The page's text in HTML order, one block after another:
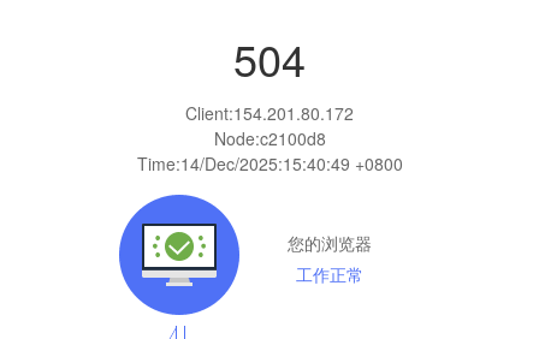
504
Client:154.201.80.172
Node:c2100d8
Time:14/Dec/2025:15:40:49 +0800
您的浏览器
工作正常